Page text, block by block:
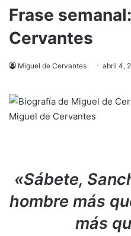
Frase
Cervantes
Miguel de Cervantes abril 4,
«Sábete,
hombre más
más